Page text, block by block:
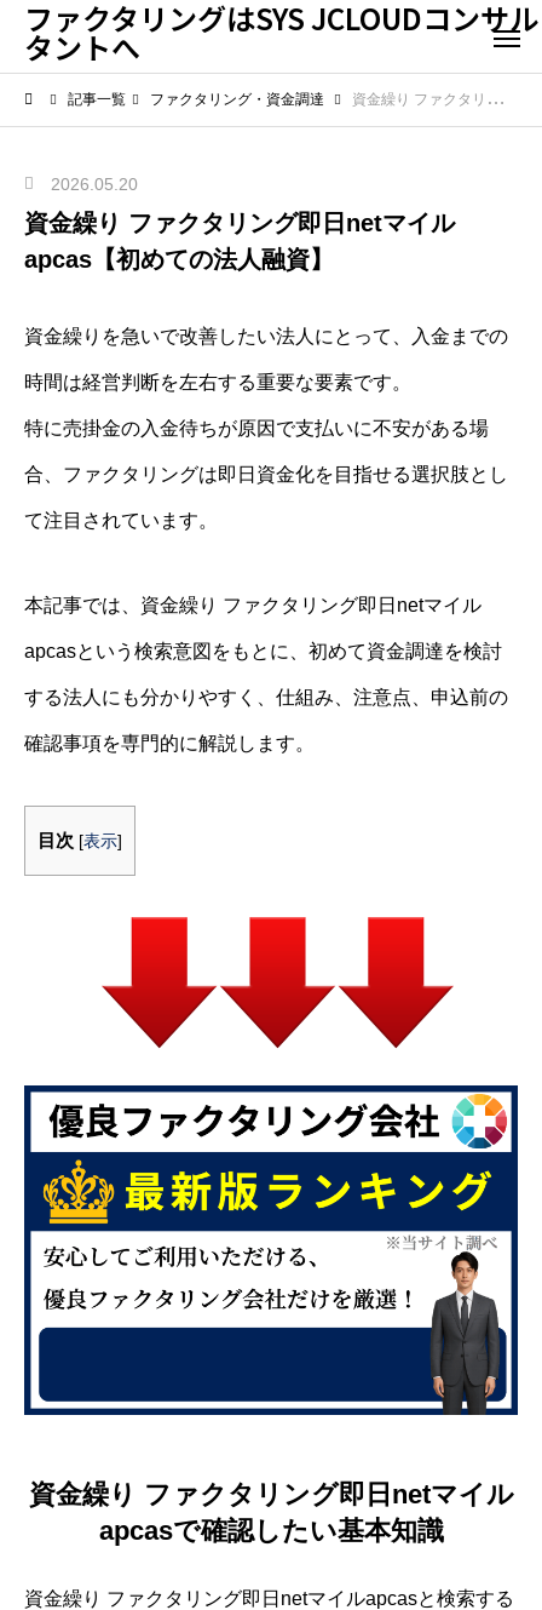
ファクタリングはSYS JCLOUDコンサル
タントへ
記事一覧 ファクタリング・資金調達 資金繰り ファクタリング即日netマイルapcas【初めての法人融資】
2026.05.20
資金繰り ファクタリング即日netマイル
apcas【初めての法人融資】
資金繰りを急いで改善したい法人にとって、入金までの
時間は経営判断を左右する重要な要素です。
特に売掛金の入金待ちが原因で支払いに不安がある場
合、ファクタリングは即日資金化を目指せる選択肢とし
て注目されています。
本記事では、資金繰り ファクタリング即日netマイル
apcasという検索意図をもとに、初めて資金調達を検討
する法人にも分かりやすく、仕組み、注意点、申込前の
確認事項を専門的に解説します。
目次 [表示]
資金繰り ファクタリング即日netマイル
apcasで確認したい基本知識
資金繰り ファクタリング即日netマイルapcasと検索する